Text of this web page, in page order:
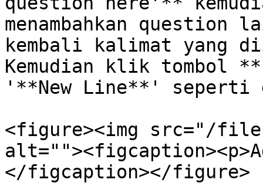
menambahkan question
kembali kalimat yang
Kemudian klik tombol
'**New Line**' seperti
<figure><img src="/files/
</figcaption></figure>